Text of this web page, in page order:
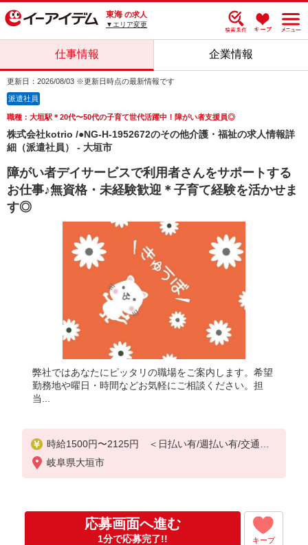
東海 の求人
▼エリア変更
仕事情報 企業情報
更新日：2026/08/03 ※更新日時点の最新情報です
派遣社員
職種：大垣駅＊20代〜50代の子育て世代活躍中！障がい者支援員◎
株式会社kotrio /●NG-H-1952672のその他介護・福祉の求人情報詳
細（派遣社員） - 大垣市
障がい者デイサービスで利用者さんをサポートする
お仕事♪無資格・未経験歓迎＊子育て経験を活かせま
す◎
弊社ではあなたにピッタリの職場をご案内します。希望
勤務地や曜日・時間などお気軽にご相談ください。担
当...
時給1500円〜2125円 ＜日払い有/週払い有/交通費
全支給(ガソリン代含む)＞
岐阜県大垣市
応募画面へ進む
1分で応募完了!! キープ